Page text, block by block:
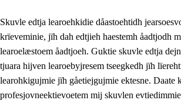
Skuvle edtja learoehkidie dåastoehtidh
krïeveminie, jïh dah edtjieh haestemh åadtjodh
learoelæstoem åadtjoeh. Guktie skuvle edtja
tjuara hijven learoebyjresem tseegkedh jïh
learohkigujmie jïh gåetiejgujmie ektesne. Daate
profesjovneektievoetem mij skuvlen